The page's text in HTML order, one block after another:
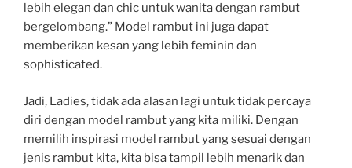
lebih elegan dan chic untuk wanita dengan rambut
bergelombang.” Model rambut ini juga dapat
memberikan kesan yang lebih feminin dan
sophisticated.
Jadi, Ladies, tidak ada alasan lagi untuk tidak percaya
diri dengan model rambut yang kita miliki. Dengan
memilih inspirasi model rambut yang sesuai dengan
jenis rambut kita, kita bisa tampil lebih menarik dan